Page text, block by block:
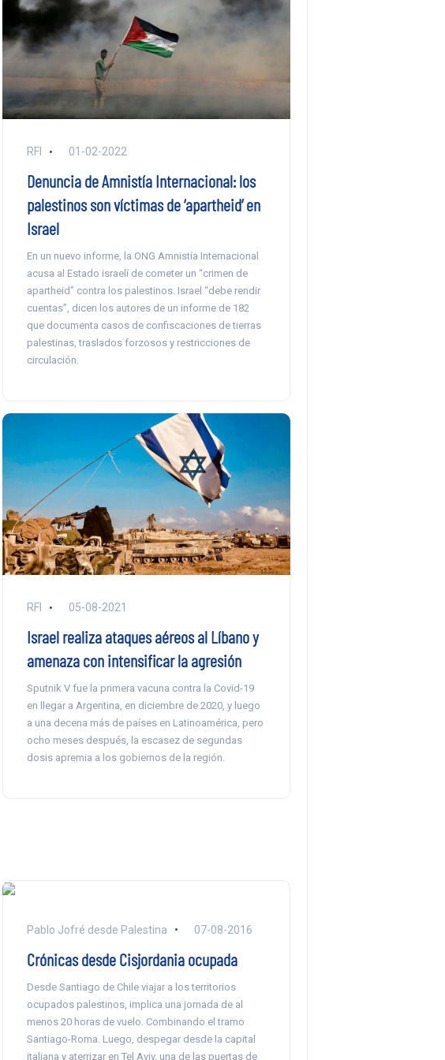
RFI 01-02-2022
Denuncia de Amnistía Internacional: los
palestinos son víctimas de ‘apartheid’ en
Israel
En un nuevo informe, la ONG Amnistía Internacional
acusa al Estado israelí de cometer un “crimen de
apartheid” contra los palestinos. Israel “debe rendir
cuentas”, dicen los autores de un informe de 182
que documenta casos de confiscaciones de tierras
palestinas, traslados forzosos y restricciones de
circulación.
RFI 05-08-2021
Israel realiza ataques aéreos al Líbano y
amenaza con intensificar la agresión
Sputnik V fue la primera vacuna contra la Covid-19
en llegar a Argentina, en diciembre de 2020, y luego
a una decena más de países en Latinoamérica, pero
ocho meses después, la escasez de segundas
dosis apremia a los gobiernos de la región.
Pablo Jofré desde Palestina 07-08-2016
Crónicas desde Cisjordania ocupada
Desde Santiago de Chile viajar a los territorios
ocupados palestinos, implica una jornada de al
menos 20 horas de vuelo. Combinando el tramo
Santiago-Roma. Luego, despegar desde la capital
italiana y aterrizar en Tel Aviv, una de las puertas de